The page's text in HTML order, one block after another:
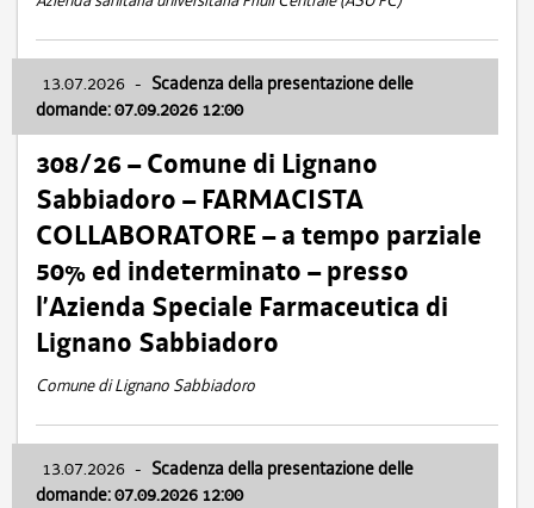
13.07.2026 - Scadenza della presentazione delle
domande: 07.09.2026 12:00
308/26 – Comune di Lignano
Sabbiadoro – FARMACISTA
COLLABORATORE – a tempo parziale
50% ed indeterminato – presso
l’Azienda Speciale Farmaceutica di
Lignano Sabbiadoro
Comune di Lignano Sabbiadoro
13.07.2026 - Scadenza della presentazione delle
domande: 07.09.2026 12:00